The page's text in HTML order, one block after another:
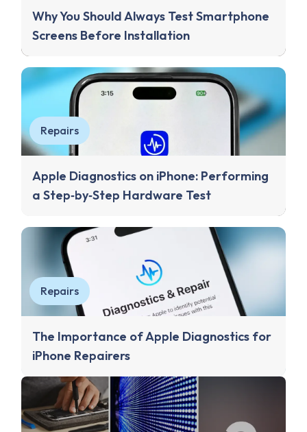
Why You Should Always Test Smartphone
Screens Before Installation
Repairs
Apple Diagnostics on iPhone: Performing
a Step‑by‑Step Hardware Test
Repairs
The Importance of Apple Diagnostics for
iPhone Repairers